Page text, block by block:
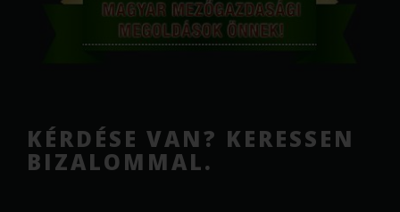
KÉRDÉSE VAN? KERESSEN
BIZALOMMAL.